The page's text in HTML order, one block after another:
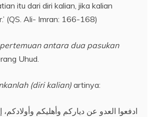
itu dari diri kalian, jika kalian
(QS. Ali- Imran: 166-168)
antara dua pasukan
Uhud.
(diri kalian) artinya:
ادفعوا العدو عن دياركم وأهليكم وأولادكم،